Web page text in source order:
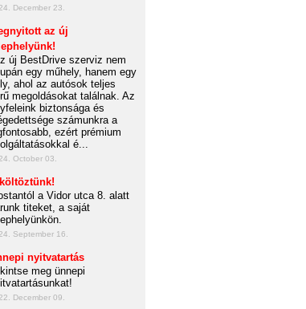
December 23.
az új
új BestDrive szerviz nem
egy műhely, hanem egy
ahol az autósok teljes
megoldásokat találnak. Az
biztonsága és
számunkra a
ezért prémium
é...
October 03.
a Vidor utca 8. alatt
titeket, a saját
September 16.
nyitvatartás
meg ünnepi
December 09.